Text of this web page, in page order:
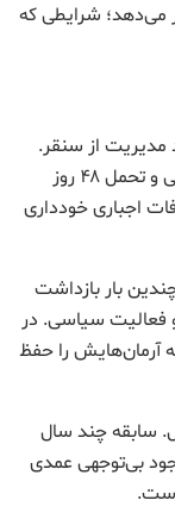
می‌دهد؛ شرایطی که
مدیریت از سنقر.
سابقه چندین بازداشت به‌دلیل فعالیت سیاسی و تحمل ۴۸ روز
اجباری خودداری
بار بازداشت
فعالیت سیاسی. در
آرمان‌هایش را حفظ
سابقه چند سال
بی‌توجهی عمدی
است.